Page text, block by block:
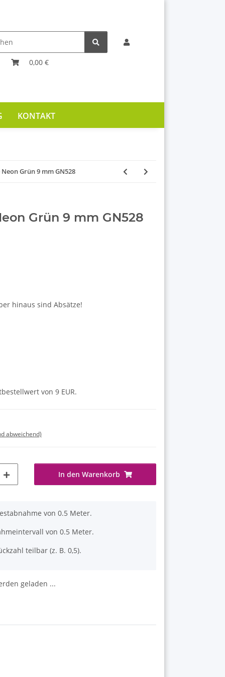
0,00 €
KONTAKT
Grün 9 mm GN528
Grün 9 mm GN528
hinaus sind Absätze!
von 9 EUR.
abweichend)
In den Warenkorb
von 0.5 Meter.
von 0.5 Meter.
teilbar (z. B. 0,5).
geladen ...